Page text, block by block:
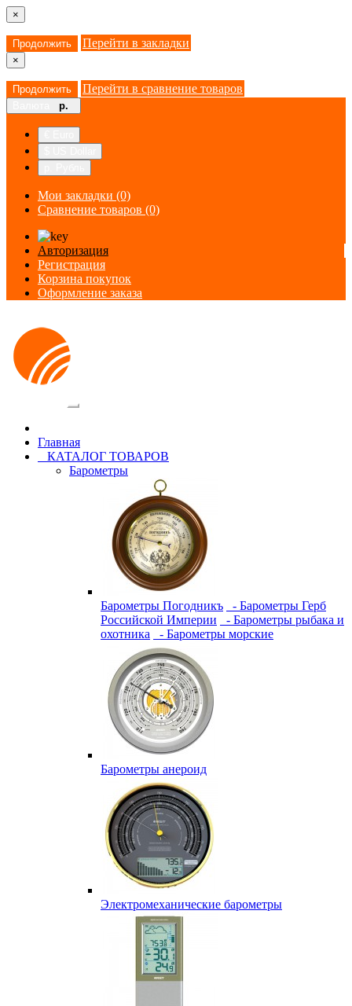
×
Продолжить Перейти в закладки
×
Продолжить Перейти в сравнение товаров
р.
Мои закладки (0)
Сравнение товаров (0)
Авторизация
Регистрация
Корзина покупок
Оформление заказа
Главная
КАТАЛОГ ТОВАРОВ
Барометры
Барометры Погодникъ
- Барометры Герб
Российской Империи
- Барометры рыбака и
охотника
- Барометры морские
Барометры анероид
Электромеханические барометры